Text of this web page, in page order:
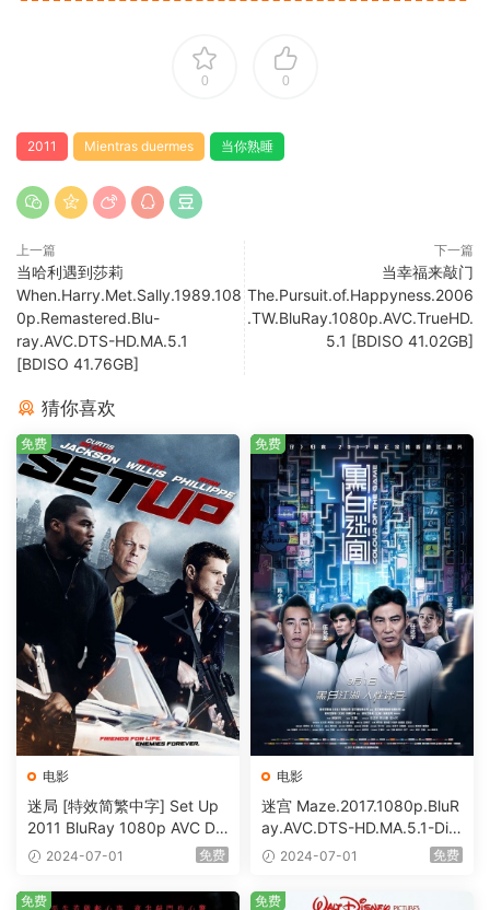
0 0
2011 Mientras duermes 当你熟睡
上一篇
当哈利遇到莎莉
When.Harry.Met.Sally.1989.108
0p.Remastered.Blu-
ray.AVC.DTS-HD.MA.5.1
[BDISO 41.76GB]
下一篇
当幸福来敲门
The.Pursuit.of.Happyness.2006
.TW.BluRay.1080p.AVC.TrueHD.
5.1 [BDISO 41.02GB]
猜你喜欢
电影
迷局 [特效简繁中字] Set Up
2011 BluRay 1080p AVC DT
S-HD MA5.1-shhaclm@CHD
2024-07-01 免费
免费
电影
迷宫 Maze.2017.1080p.BluR
ay.AVC.DTS-HD.MA.5.1-DiY
@HDHome [BDISO 19.7GB]
2024-07-01 免费
免费
免费 免费